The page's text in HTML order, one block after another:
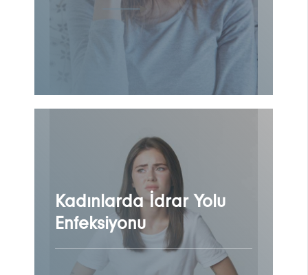
Kadınlarda İdrar Yolu
Enfeksiyonu